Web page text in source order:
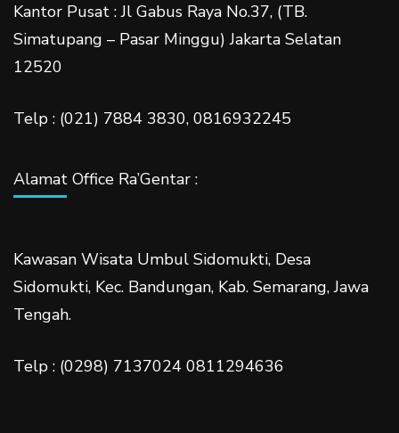
Kantor Pusat : Jl Gabus Raya No.37, (TB.
Simatupang – Pasar Minggu) Jakarta Selatan
12520
Telp : (021) 7884 3830, 0816932245
Alamat Office Ra’Gentar :
Kawasan Wisata Umbul Sidomukti, Desa
Sidomukti, Kec. Bandungan, Kab. Semarang, Jawa
Tengah.
Telp : (0298) 7137024 0811294636